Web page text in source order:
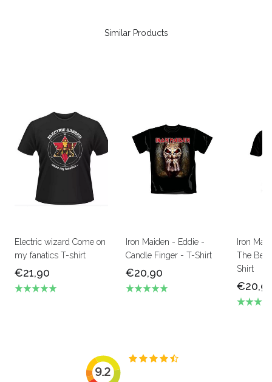
Similar Products
Electric wizard Come on
my fanatics T-shirt
€21,90
Iron Maiden - Eddie -
Candle Finger - T-Shirt
€20,90
Iron
The
Shirt